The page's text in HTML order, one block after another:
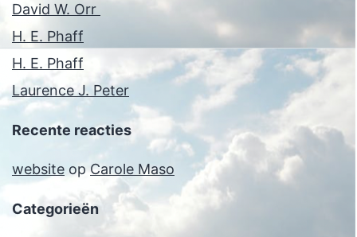
David W. Orr
H. E. Phaff
H. E. Phaff
Laurence J. Peter
Recente reacties
website opCarole Maso
Categorieën